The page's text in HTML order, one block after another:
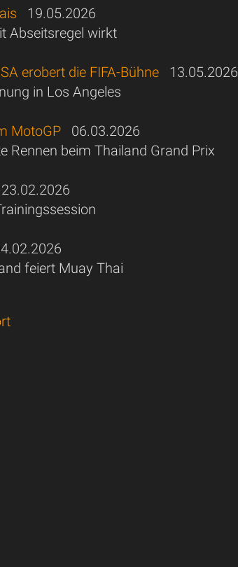
19.05.2026
Abseitsregel wirkt
erobert die FIFA-Bühne 13.05.2026
in Los Angeles
MotoGP 06.03.2026
Rennen beim Thailand Grand Prix
23.02.2026
feiert Muay Thai